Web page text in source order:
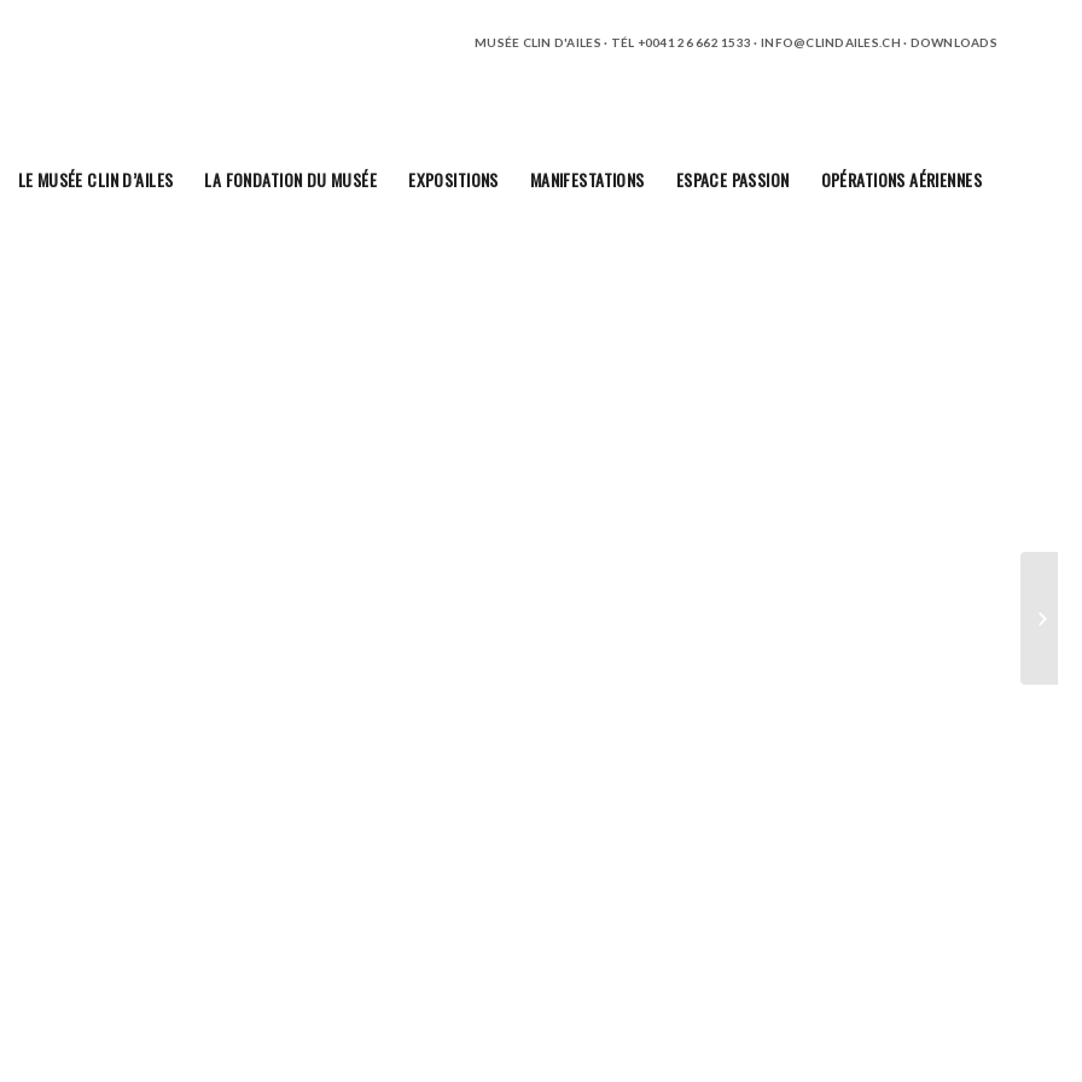
MUSÉE CLIN D'AILES · TÉL +0041 26 662 1533 · INFO@CLINDAILES.CH · DOWNLOADS
LE MUSÉE CLIN D’AILES LA FONDATION DU MUSÉE EXPOSITIONS MANIFESTATIONS ESPACE PASSION OPÉRATIONS AÉRIENNES